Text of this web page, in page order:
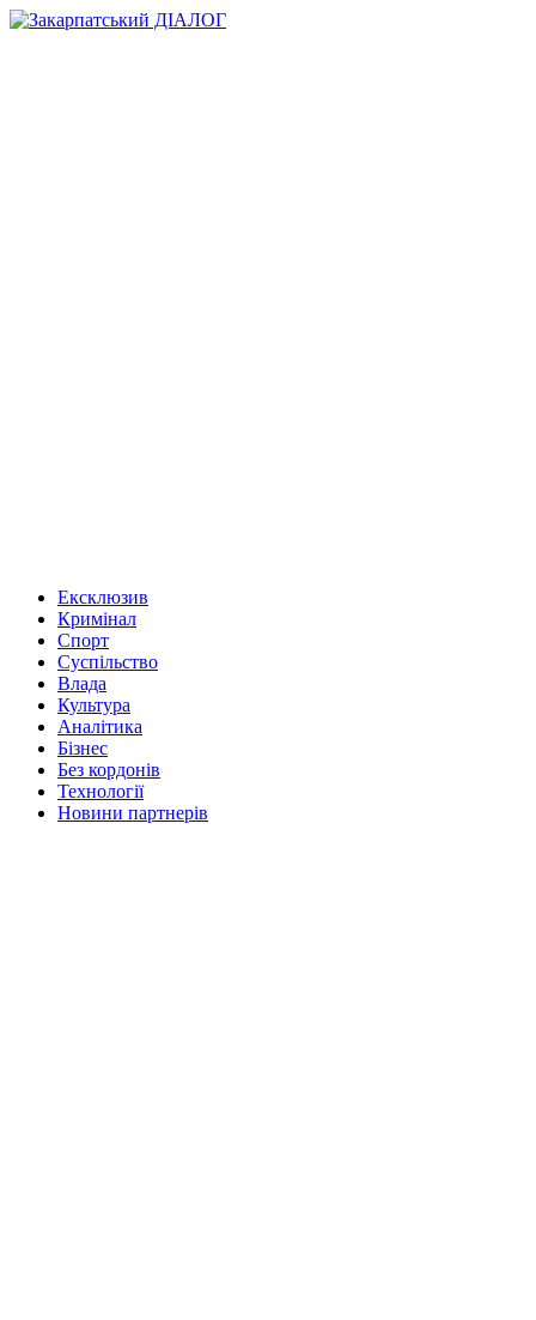
Ексклюзив
Кримінал
Спорт
Суспільство
Влада
Культура
Аналітика
Бізнес
Без кордонів
Технології
Новини партнерів